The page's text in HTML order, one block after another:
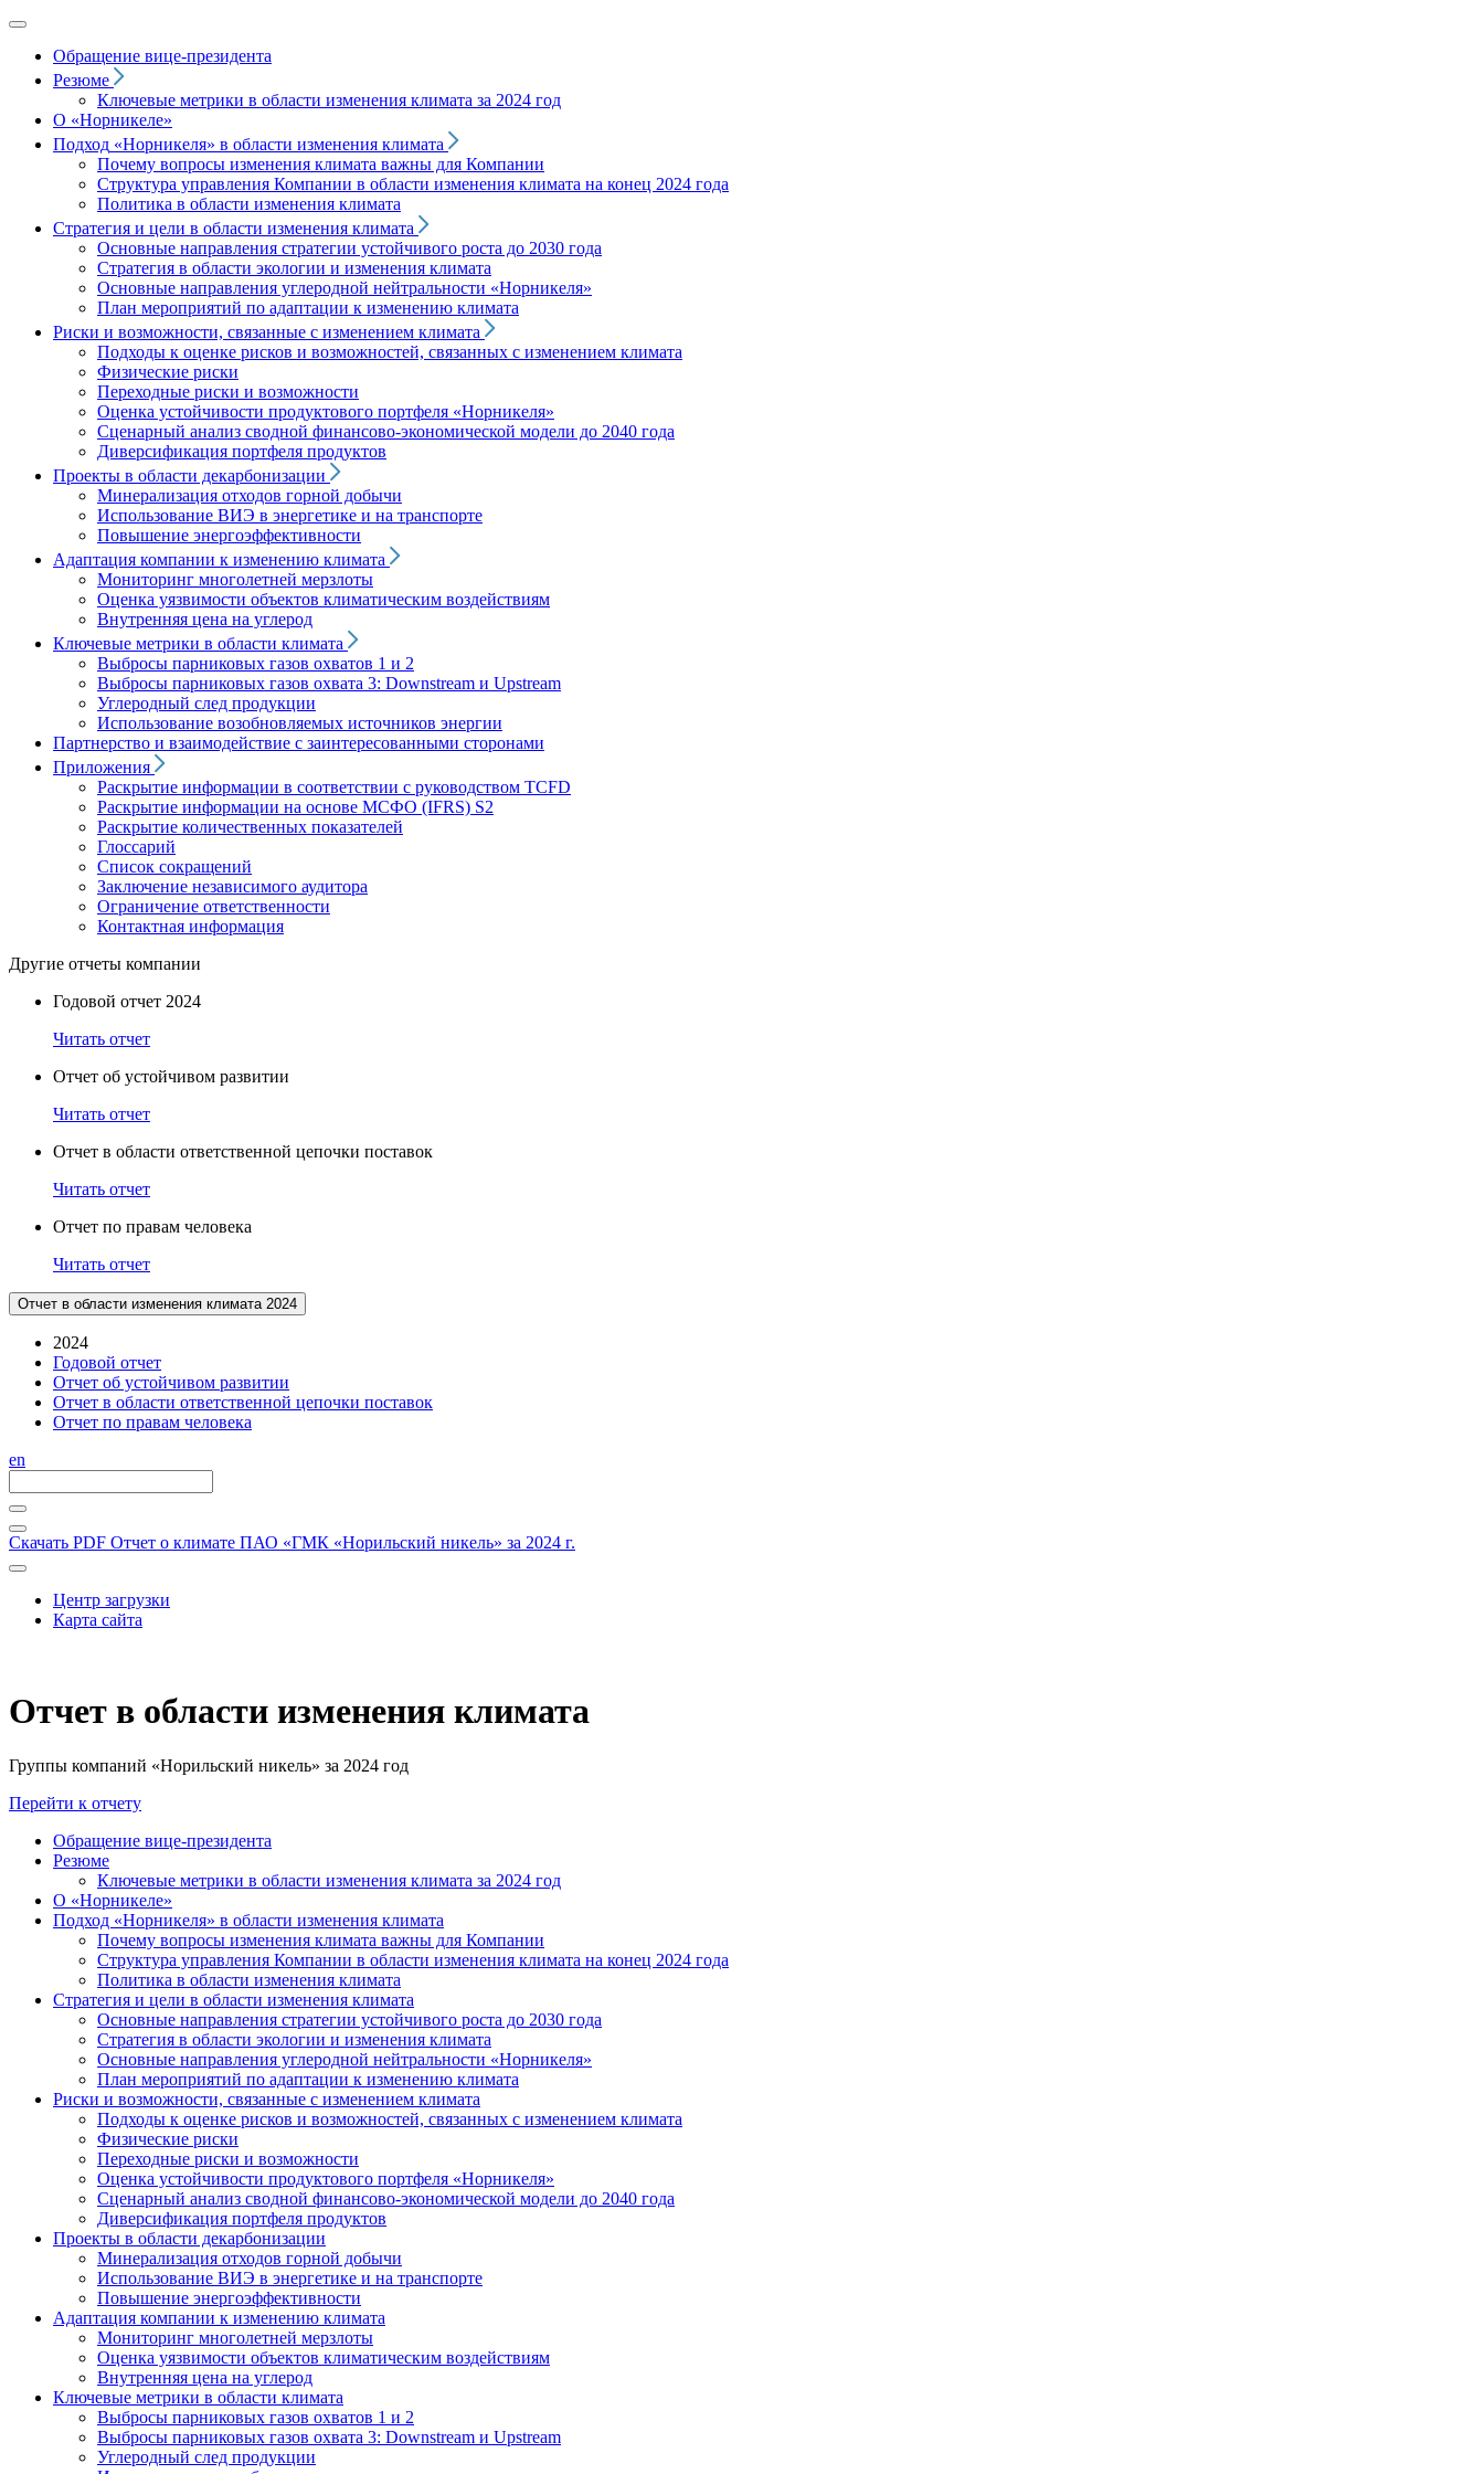
Обращение вице‑президента
Резюме
Ключевые метрики в области изменения климата за 2024 год
О «Норникеле»
Подход «Норникеля» в области изменения климата
Почему вопросы изменения климата важны для Компании
Структура управления Компании в области изменения климата на конец 2024 года
Политика в области изменения климата
Стратегия и цели в области изменения климата
Основные направления стратегии устойчивого роста до 2030 года
Стратегия в области экологии и изменения климата
Основные направления углеродной нейтральности «Норникеля»
План мероприятий по адаптации к изменению климата
Риски и возможности, связанные с изменением климата
Подходы к оценке рисков и возможностей, связанных с изменением климата
Физические риски
Переходные риски и возможности
Оценка устойчивости продуктового портфеля «Норникеля»
Сценарный анализ сводной финансово-экономической модели до 2040 года
Диверсификация портфеля продуктов
Проекты в области декарбонизации
Минерализация отходов горной добычи
Использование ВИЭ в энергетике и на транспорте
Повышение энергоэффективности
Адаптация компании к изменению климата
Мониторинг многолетней мерзлоты
Оценка уязвимости объектов климатическим воздействиям
Внутренняя цена на углерод
Ключевые метрики в области климата
Выбросы парниковых газов охватов 1 и 2
Выбросы парниковых газов охвата 3: Downstream и Upstream
Углеродный след продукции
Использование возобновляемых источников энергии
Партнерство и взаимодействие с заинтересованными сторонами
Приложения
Раскрытие информации в соответствии с руководством TCFD
Раскрытие информации на основе МСФО (IFRS) S2
Раскрытие количественных показателей
Глоссарий
Список сокращений
Заключение независимого аудитора
Ограничение ответственности
Контактная информация
Другие отчеты компании
Годовой отчет 2024
Читать отчет
Отчет об устойчивом развитии
Читать отчет
Отчет в области ответственной цепочки поставок
Читать отчет
Отчет по правам человека
Читать отчет
Отчет в области изменения климата 2024
2024
Годовой отчет
Отчет об устойчивом развитии
Отчет в области ответственной цепочки поставок
Отчет по правам человека
en
Скачать PDF Отчет о климате ПАО «ГМК «Норильский никель» за 2024 г.
Центр загрузки
Карта сайта
Отчет в области изменения климата
Группы компаний «Норильский никель» за 2024 год
Перейти к отчету
Обращение вице-президента
Резюме
Ключевые метрики в области изменения климата за 2024 год
О «Норникеле»
Подход «Норникеля» в области изменения климата
Почему вопросы изменения климата важны для Компании
Структура управления Компании в области изменения климата на конец 2024 года
Политика в области изменения климата
Стратегия и цели в области изменения климата
Основные направления стратегии устойчивого роста до 2030 года
Стратегия в области экологии и изменения климата
Основные направления углеродной нейтральности «Норникеля»
План мероприятий по адаптации к изменению климата
Риски и возможности, связанные с изменением климата
Подходы к оценке рисков и возможностей, связанных с изменением климата
Физические риски
Переходные риски и возможности
Оценка устойчивости продуктового портфеля «Норникеля»
Сценарный анализ сводной финансово-экономической модели до 2040 года
Диверсификация портфеля продуктов
Проекты в области декарбонизации
Минерализация отходов горной добычи
Использование ВИЭ в энергетике и на транспорте
Повышение энергоэффективности
Адаптация компании к изменению климата
Мониторинг многолетней мерзлоты
Оценка уязвимости объектов климатическим воздействиям
Внутренняя цена на углерод
Ключевые метрики в области климата
Выбросы парниковых газов охватов 1 и 2
Выбросы парниковых газов охвата 3: Downstream и Upstream
Углеродный след продукции